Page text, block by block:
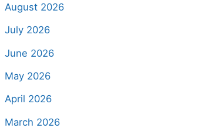
August 2026
July 2026
June 2026
May 2026
April 2026
March 2026